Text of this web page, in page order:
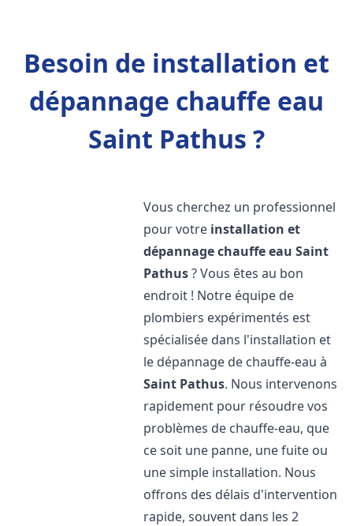
Besoin de installation et
dépannage chauffe eau
Saint Pathus ?
Vous cherchez un professionnel
pour votre installation et
dépannage chauffe eau Saint
Pathus? Vous êtes au bon
endroit ! Notre équipe de
plombiers expérimentés est
spécialisée dans l'installation et
le dépannage de chauffe-eau à
Saint Pathus. Nous intervenons
rapidement pour résoudre vos
problèmes de chauffe-eau, que
ce soit une panne, une fuite ou
une simple installation. Nous
offrons des délais d'intervention
rapide, souvent dans les 2